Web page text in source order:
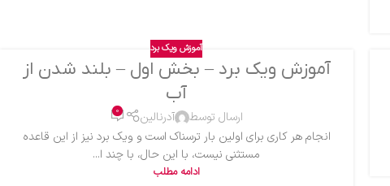
آموزش ویک برد
آموزش ویک برد – بخش اول – بلند شدن از
آب
ارسال توسط آدرنالین 0
انجام هر کاری برای اولین بار ترسناک است و ویک برد نیز از این قاعده
مستثنی نیست، با این حال، با چند ا...
ادامه مطلب